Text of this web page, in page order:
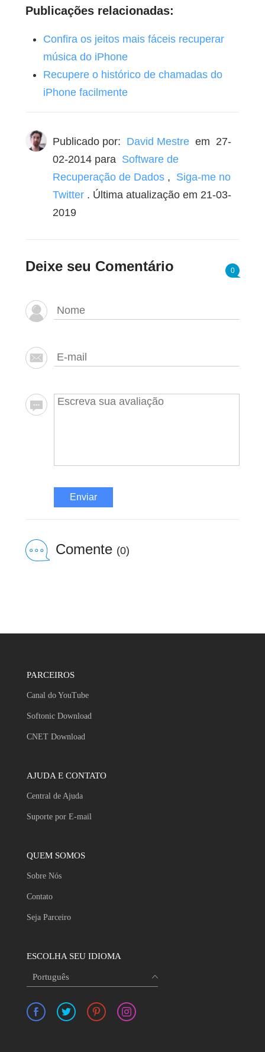
Publicações relacionadas:
Confira os jeitos mais fáceis recuperar
música do iPhone
Recupere o histórico de chamadas do
iPhone facilmente
Publicado por: David Mestre em 27-
02-2014para Software de
Recuperação de Dados , Siga-me no
Twitter . Última atualização em 21-03-
2019
Deixe seu Comentário 0
Enviar
Comente (0)
PARCEIROS
Canal do YouTube
Softonic Download
CNET Download
AJUDA E CONTATO
Central de Ajuda
Suporte por E-mail
QUEM SOMOS
Sobre Nós
Contato
Seja Parceiro
ESCOLHA SEU IDIOMA
Português